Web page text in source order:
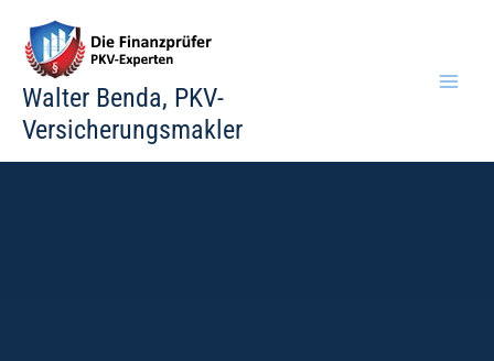
Inhalt
springen
Walter Benda, PKV-
Versicherungsmakler